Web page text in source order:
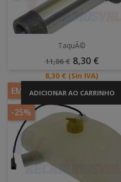
TaquÃ©
Preço
Normal
11,06 € Preço
8,30 €
Preço
8,30 € (Sin IVA)
ADICIONAR AO CARRINHO
EM PROMOÇÃO!
-25%